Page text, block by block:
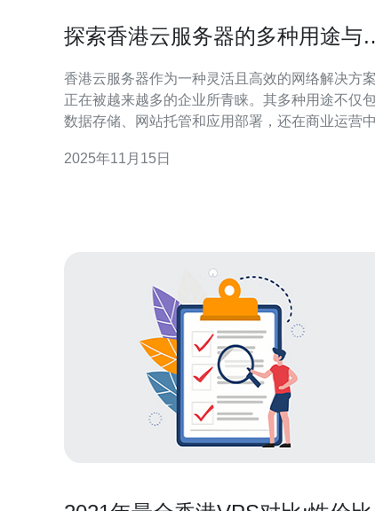
探索香港云服务器的多种用途与
香港云服务器作为一种灵活且高效的网络解决方案
正在被越来越多的企业所青睐。其多种用途不仅
数据存储、网站托管和应用部署，还在商业运营
讯，企业可以充分利用香港云服务器的优势，提升
2025年11月15日